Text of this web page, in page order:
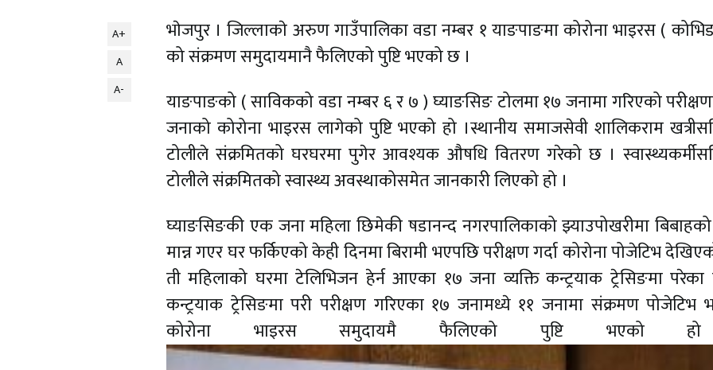
A+
A
A-
भाेजपुर । जिल्लाकाे अरुण गाउँपालिका वडा नम्बर १ याङपाङमा कोरोना भाइरस (
को संक्रमण समुदायमानै फैलिएको पुष्टि भएको छ ।
याङपाङको ( साविकको वडा नम्बर ६ र ७ ) घ्याङसिङ टोलमा १७ जनामा गरिएको
जनाको कोरोना भाइरस लागेको पुष्टि भएको हो ।स्थानीय समाजसेवी शालिकराम
टोलीले संक्रमितको घरघरमा पुगेर आवश्यक औषधि वितरण गरेको छ ।
टोलीले संक्रमितको स्वास्थ्य अवस्थाकोसमेत जानकारी लिएको हो ।
घ्याङसिङकी एक जना महिला छिमेकी षडानन्द नगरपालिकाको झ्याउपोखरीमा बिबाहको
मान्न गएर घर फर्किएको केही दिनमा बिरामी भएपछि परीक्षण गर्दा कोरोना पोजेटिभ
ती महिलाको घरमा टेलिभिजन हेर्न आएका १७ जना व्यक्ति कन्ट्रयाक ट्रेसिङमा परेका
कन्ट्रयाक ट्रेसिङमा परी परीक्षण गरिएका १७ जनामध्ये ११ जनामा संक्रमण पोजेटिभ
कोरोना भाइरस समुदायमै फैलिएको पुष्टि भएको